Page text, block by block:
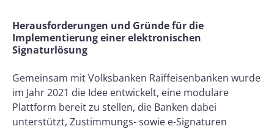
Herausforderungen und Gründe für die
Implementierung einer elektronischen
Signaturlösung
Gemeinsam mit Volksbanken Raiffeisenbanken wurde
im Jahr 2021 die Idee entwickelt, eine modulare
Plattform bereit zu stellen, die Banken dabei
unterstützt, Zustimmungs- sowie e-Signaturen